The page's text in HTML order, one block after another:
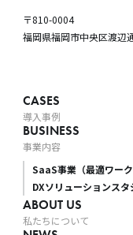
〒810-0004
福岡県福岡市中央区渡辺
CASES
導入事例
BUSINESS
事業内容
SaaS事業（最適ワーク
DXソリューションスタ
ABOUT US
私たちについて